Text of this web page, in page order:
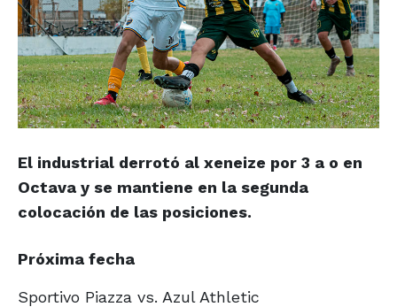
El industrial derrotó al xeneize por 3 a o en
Octava y se mantiene en la segunda
colocación de las posiciones.
Próxima fecha
Sportivo Piazza vs. Azul Athletic